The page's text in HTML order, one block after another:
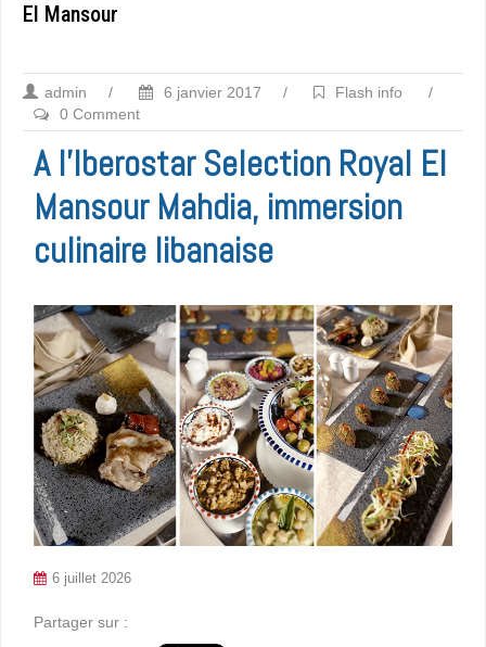
El Mansour
admin / 6 janvier 2017 / Flash info
/
0 Comment
A l’Iberostar Selection Royal El
Mansour Mahdia, immersion
culinaire libanaise
6 juillet 2026
Partager sur :